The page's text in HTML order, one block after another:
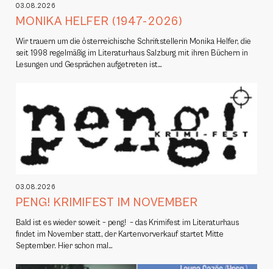
03.08.2026
MONIKA HELFER (1947-2026)
Wir trauern um die österreichische Schriftstellerin Monika Helfer, die
seit 1998 regelmäßig im Literaturhaus Salzburg mit ihren Büchern in
Lesungen und Gesprächen aufgetreten ist…
03.08.2026
PENG! KRIMIFEST IM NOVEMBER
Bald ist es wieder soweit – peng! – das Krimifest im Literaturhaus
findet im November statt, der Kartenvorverkauf startet Mitte
September. Hier schon mal…